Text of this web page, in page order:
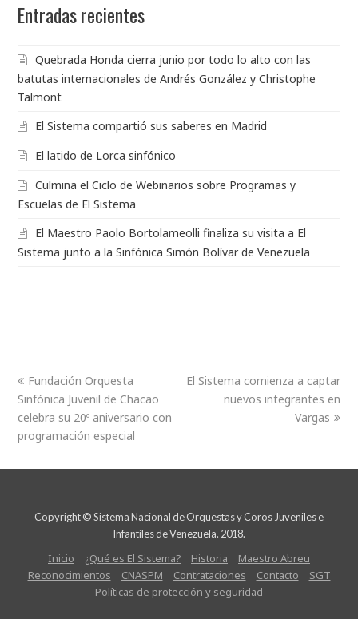
Entradas recientes
Quebrada Honda cierra junio por todo lo alto con las
batutas internacionales de Andrés González y Christophe
Talmont
El Sistema compartió sus saberes en Madrid
El latido de Lorca sinfónico
Culmina el Ciclo de Webinarios sobre Programas y
Escuelas de El Sistema
El Maestro Paolo Bortolameolli finaliza su visita a El
Sistema junto a la Sinfónica Simón Bolívar de Venezuela
Fundación Orquesta
Sinfónica Juvenil de Chacao
celebra su 20º aniversario con
programación especial
El Sistema comienza a captar
nuevos integrantes en
Vargas
Copyright © Sistema Nacional de Orquestas y Coros Juveniles e
Infantiles de Venezuela. 2018.
Inicio ¿Qué es El Sistema? Historia
Maestro Abreu
Reconocimientos
CNASPM Contrataciones Contacto
SGT
Políticas de protección y seguridad